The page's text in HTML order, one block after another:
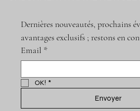
Dernières nouveautés, prochains
avantages exclusifs ; restons en
Email *
OK! *
Envoyer